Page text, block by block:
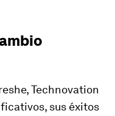
Technovation
sus éxitos